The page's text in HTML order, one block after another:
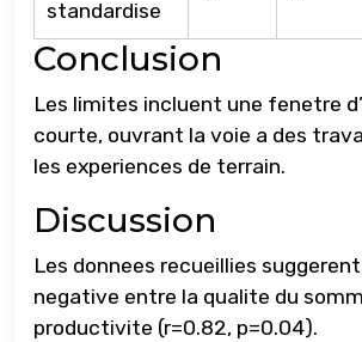
standardise
Conclusion
Les limites incluent une fenetre
courte, ouvrant la voie a des
les experiences de terrain.
Discussion
Les donnees recueillies
negative entre la qualite du
productivite (r=0.82, p=0.04).